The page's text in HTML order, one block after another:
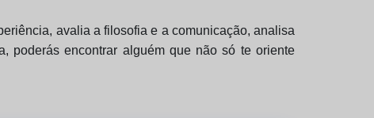
avalia a filosofia e a comunicação, analisa
poderás encontrar alguém que não só te oriente